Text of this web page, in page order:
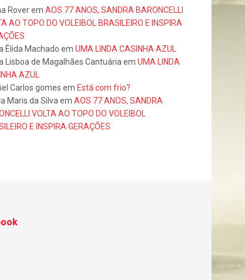
Roverem AOS 77 ANOS, SANDRA BARONCELLI
AO TOPO DO VOLEIBOL BRASILEIRO E INSPIRA
Élida Machado em UMA LINDA CASINHA AZUL
Lisboa de Magalhães Cantuáriaem UMA LINDA
AZUL
Carlos gomes em Está com frio?
Maris da Silvaem AOS 77 ANOS, SANDRA
VOLTA AO TOPO DO VOLEIBOL
E INSPIRA GERAÇÕES